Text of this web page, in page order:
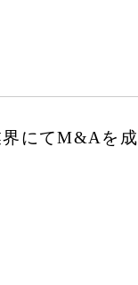
にてM&Aを成